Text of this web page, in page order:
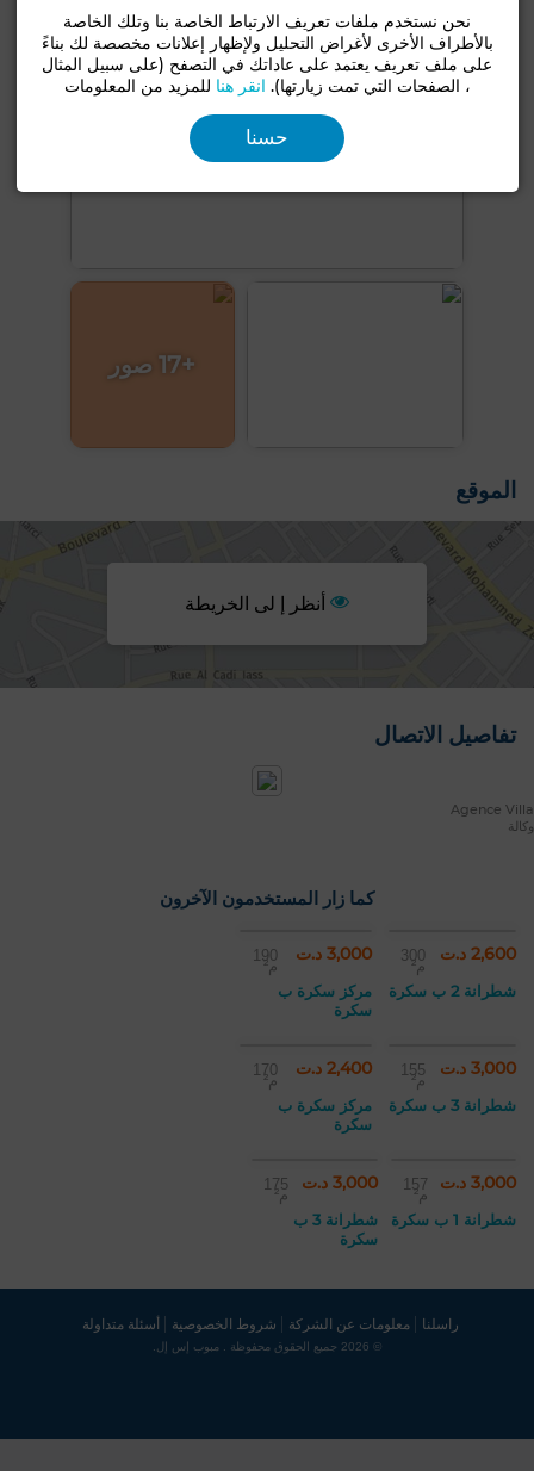
+17 صور
الموقع
أنظر إ لى الخريطة
تفاصيل الاتصال
Agence Villa
وكالة
كما زار المستخدمون الآخرون
2,600 د.ت 300
م²
شطرانة 2 ب سكرة
3,000 د.ت 190
م²
مركز سكرة ب
سكرة
3,000 د.ت 155
م²
شطرانة 3 ب سكرة
2,400 د.ت 170
م²
مركز سكرة ب
سكرة
3,000 د.ت 157
م²
شطرانة 1 ب سكرة
3,000 د.ت 175
م²
شطرانة 3 ب
سكرة
راسلنا معلومات عن الشركة شروط الخصوصية أسئلة متداولة
© 2026 جميع الحقوق محفوظة . مبوب إس إل.
نحن نستخدم ملفات تعريف الارتباط الخاصة بنا وتلك الخاصة
بالأطراف الأخرى لأغراض التحليل ولإظهار إعلانات مخصصة لك بناءً
على ملف تعريف يعتمد على عاداتك في التصفح (على سبيل المثال
، الصفحات التي تمت زيارتها). انقر هنا للمزيد من المعلومات
حسنا